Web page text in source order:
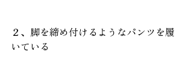
２、脚を締め付けるようなパンツを履
いている